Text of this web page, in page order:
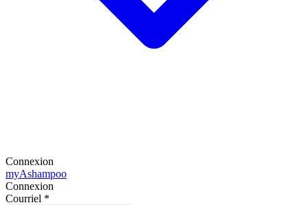
Connexion
myAshampoo
Connexion
Courriel *